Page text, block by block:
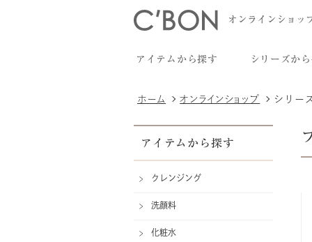
オンラインショッ
アイテムから探す シリーズか
ホーム オンラインショップ シリー
アイテムから探す
クレンジング
洗顔料
化粧水